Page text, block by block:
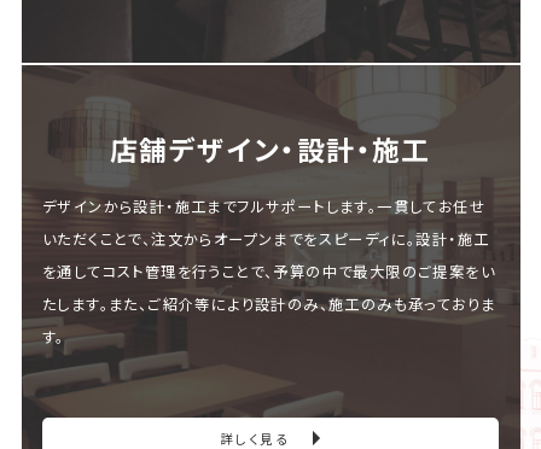
店舗デザイン・設計・施⼯
デザインから設計・施工までフルサポートします。一貫してお任せ
いただくことで、注文からオープンまでをスピーディに。設計・施工
を通してコスト管理を行うことで、予算の中で最大限のご提案をい
たします。また、ご紹介等により設計のみ、施工のみも承っておりま
す。
詳しく見る